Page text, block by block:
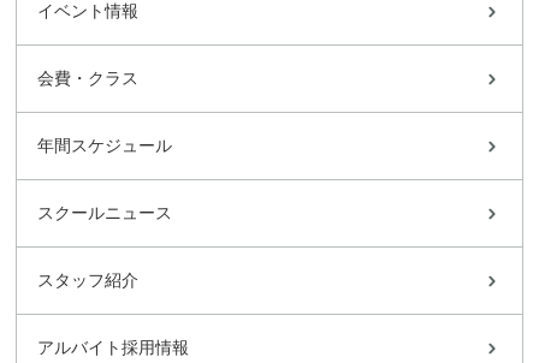
イベント情報
会費・クラス
年間スケジュール
スクールニュース
スタッフ紹介
アルバイト採用情報